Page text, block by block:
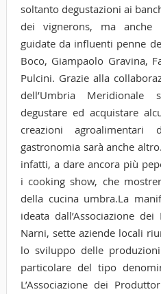
soltanto degustazioni ai
dei vignerons, ma anche
guidate da influenti penne
Boco, Giampaolo Gravina,
Pulcini. Grazie alla
dell’Umbria Meridionale
degustare ed acquistare
creazioni
gastronomia sarà anche
infatti, a dare ancora più
i cooking show, che
della cucina umbra.La
ideata dall’Associazione
Narni, sette aziende locali
lo sviluppo delle
particolare del tipo
L’Associazione dei